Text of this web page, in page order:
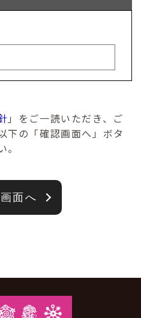
」をご一読いただき、ご
下の「確認画面へ」ボタ